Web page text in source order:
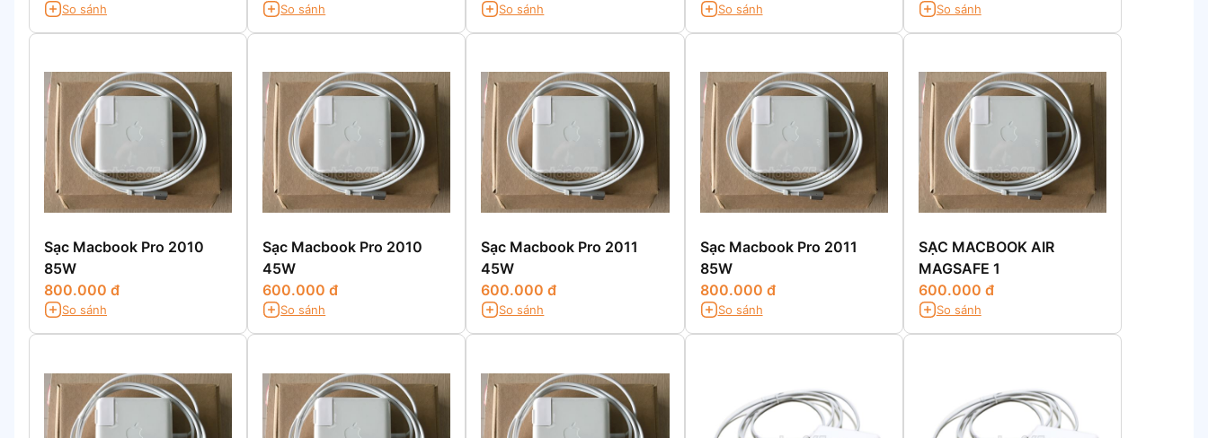
So sánh So sánh So sánh So sánh So sánh
Sạc Macbook Pro 2010
85W
800.000 đ
So sánh
Sạc Macbook Pro 2010
45W
600.000 đ
So sánh
Sạc Macbook Pro 2011
45W
600.000 đ
So sánh
Sạc Macbook Pro 2011
85W
800.000 đ
So sánh
SẠC MACBOOK AIR
MAGSAFE 1
600.000 đ
So sánh